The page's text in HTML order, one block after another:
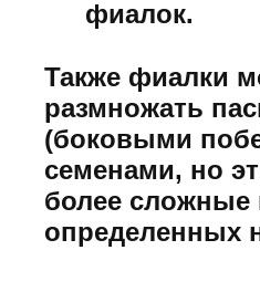
фиалок.
Также фиалки
размножать
(боковыми
семенами, но
более сложные
определенных